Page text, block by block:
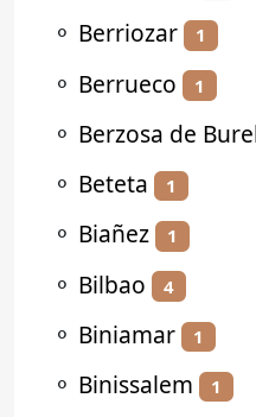
⚬ Berriozar 1
⚬ Berrueco 1
⚬ Berzosa de
⚬ Beteta 1
⚬ Biañez 1
⚬ Bilbao 4
⚬ Biniamar 1
⚬ Binissalem 1